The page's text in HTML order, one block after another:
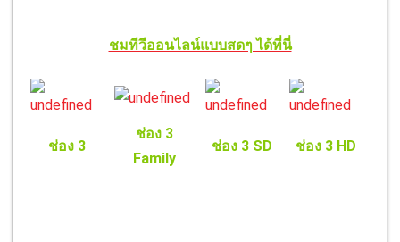
ชมทีวีออนไลน์แบบสดๆ ได้ที่นี่
ช่อง 3
ช่อง 3
Family
ช่อง 3 SD ช่อง 3 HD